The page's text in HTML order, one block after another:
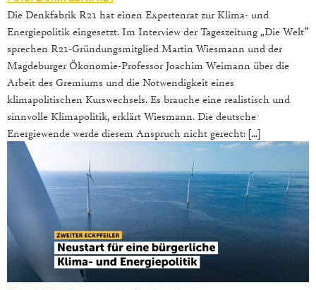
Die Denkfabrik R21 hat einen Expertenrat zur Klima- und
Energiepolitik eingesetzt. Im Interview der Tageszeitung „Die Welt“
sprechen R21-Gründungsmitglied Martin Wiesmann und der
Magdeburger Ökonomie-Professor Joachim Weimann über die
Arbeit des Gremiums und die Notwendigkeit eines
klimapolitischen Kurswechsels. Es brauche eine realistisch und
sinnvolle Klimapolitik, erklärt Wiesmann. Die deutsche
Energiewende werde diesem Anspruch nicht gerecht: […]